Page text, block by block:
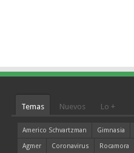
Temas Nuevos Lo +
Americo Schvartzman Gimnasia
Agmer
Coronavirus
Rocamora